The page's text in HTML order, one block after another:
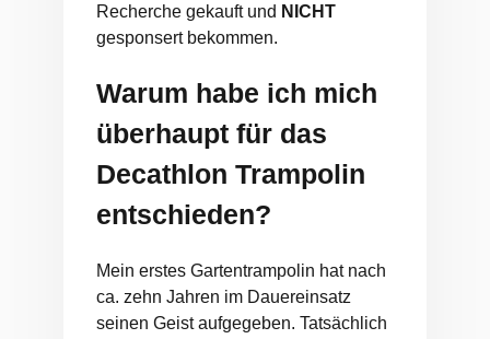
Recherche gekauft und NICHT
gesponsert bekommen.
Warum habe ich mich
überhaupt für das
Decathlon Trampolin
entschieden?
Mein erstes Gartentrampolin hat nach
ca. zehn Jahren im Dauereinsatz
seinen Geist aufgegeben. Tatsächlich